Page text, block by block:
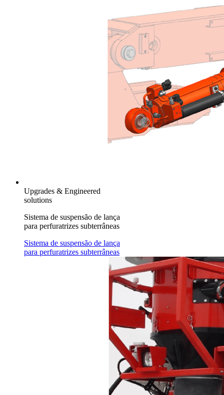
Upgrades & Engineered
solutions
Sistema de suspensão de lança
para perfuratrizes subterrâneas
Sistema de suspensão de lança
para perfuratrizes subterrâneas